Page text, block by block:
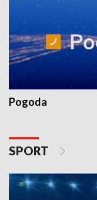
Pogoda
SPORT